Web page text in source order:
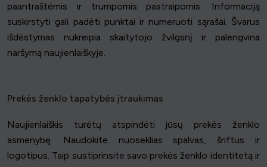
paantraštėmis ir trumpomis pastraipomis. Informaciją
suskirstyti gali padėti punktai ir numeruoti sąrašai. Švarus
išdėstymas nukreipia skaitytojo žvilgsnį ir palengvina
naršymą naujienlaiškyje.
Prekės ženklo tapatybės įtraukimas
Naujienlaiškis turėtų atspindėti jūsų prekės ženklo
asmenybę. Naudokite nuoseklias spalvas, šriftus ir
logotipus. Taip sustiprinsite savo prekės ženklo identitetą ir